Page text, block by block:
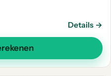
Details →